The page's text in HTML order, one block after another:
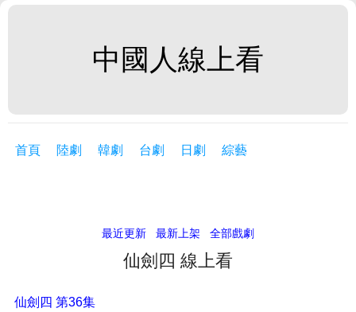
中國人線上看
首頁 陸劇 韓劇 台劇 日劇 綜藝
最近更新 最新上架 全部戲劇
仙劍四 線上看
仙劍四 第36集